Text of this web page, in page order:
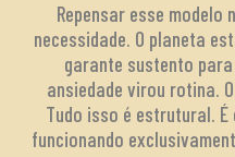
Repensar esse
necessidade. O planeta
garante sustento
ansiedade virou rotina.
Tudo isso é estrutural.
funcionando